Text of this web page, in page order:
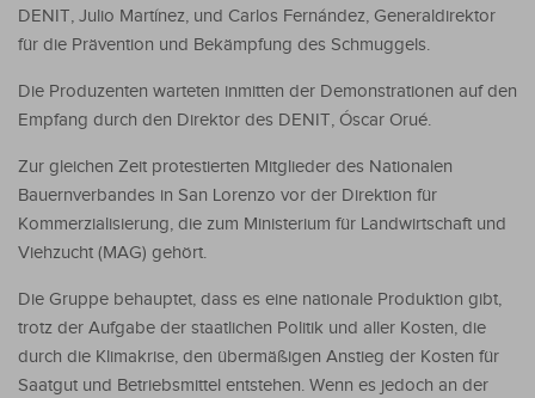
DENIT, Julio Martínez, und Carlos Fernández, Generaldirektor
für die Prävention und Bekämpfung des Schmuggels.
Die Produzenten warteten inmitten der Demonstrationen auf den
Empfang durch den Direktor des DENIT, Óscar Orué.
Zur gleichen Zeit protestierten Mitglieder des Nationalen
Bauernverbandes in San Lorenzo vor der Direktion für
Kommerzialisierung, die zum Ministerium für Landwirtschaft und
Viehzucht (MAG) gehört.
Die Gruppe behauptet, dass es eine nationale Produktion gibt,
trotz der Aufgabe der staatlichen Politik und aller Kosten, die
durch die Klimakrise, den übermäßigen Anstieg der Kosten für
Saatgut und Betriebsmittel entstehen. Wenn es jedoch an der